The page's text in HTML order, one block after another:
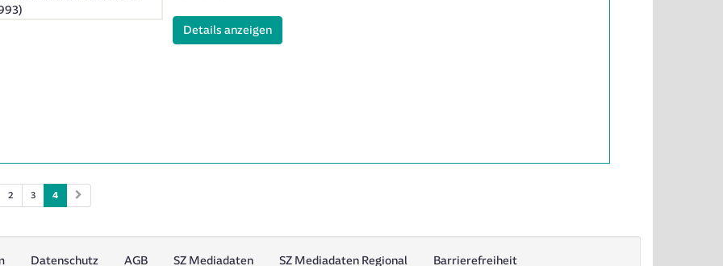
Details anzeigen(ID: 2061993)
2 3 4
Datenschutz AGB SZ Mediadaten SZ Mediadaten Regional Barrierefreiheit